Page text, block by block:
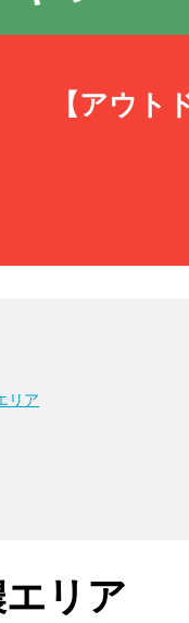
【アウ
リア
リア